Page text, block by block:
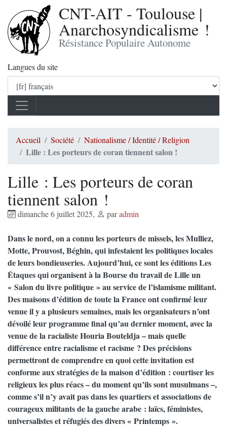
CNT-AIT - Toulouse |
Anarchosyndicalisme !
Résistance Populaire Autonome
Langues du site
Accueil Société Nationalisme / Identité / Religion
Lille : Les porteurs de coran tiennent salon !
Lille : Les porteurs de coran
tiennent salon !
dimanche 6 juillet 2025, paradmin
Dans le nord, on a connu les porteurs de missels, les Mulliez,
Motte, Prouvost, Béghin, qui infestaient les politiques locales
de leurs bondieuseries. Aujourd’hui, ce sont les éditions Les
Étaques qui organisent à la Bourse du travail de Lille un
« Salon du livre politique » au service de l’islamisme militant.
Des maisons d’édition de toute la France ont confirmé leur
venue il y a plusieurs semaines, mais les organisateurs n’ont
dévoilé leur programme final qu’au dernier moment, avec la
venue de la racialiste Houria Bouteldja – mais quelle
différence entre racialisme et racisme ? Des précisions
permettront de comprendre en quoi cette invitation est
conforme aux stratégies de la maison d’édition : courtiser les
religieux les plus réacs – du moment qu’ils sont musulmans –,
comme s’il n’y avait pas dans les quartiers et associations de
courageux militants de la gauche arabe : laïcs, féministes,
universalistes et réfugiés des divers « Printemps ».